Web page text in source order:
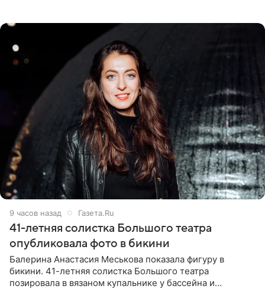
9 часов назад Газета.Ru
41-летняя солистка Большого театра
опубликовала фото в бикини
Балерина Анастасия Меськова показала фигуру в
бикини. 41-летняя солистка Большого театра
позировала в вязаном купальнике у бассейна и